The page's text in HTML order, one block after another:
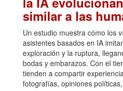
similar a las
Un estudio muestra cómo los
asistentes basados en IA
exploración y la ruptura,
bodas y embarazos. Con el
tienden a compartir
fotografías, opiniones